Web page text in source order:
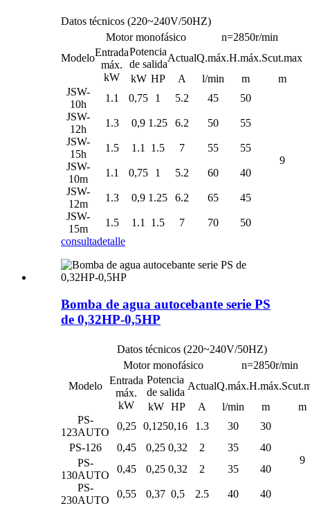
Datos técnicos (220~240V/50HZ)
Modelo
Motor monofásico
n=2850r/min
Entrada
máx.
kW
Potencia
de salida
ActualQ.máx.H.máx.Scut.max
kW HP A l/min m
m
JSW-
10h
1.1 0,75 1 5.2 45 50
9
JSW-
12h
1.3 0,9 1.25 6.2 50
55
JSW-
15h
1.5 1.1 1.5 7 55
55
JSW-
10m
1.1 0,75 1 5.2 60
40
JSW-
12m
1.3 0,9 1.25 6.2 65
45
JSW-
15m
1.5 1.1 1.5 7 70
50
consultadetalle
Bomba de agua autocebante serie PS
de 0,32HP-0,5HP
Datos técnicos (220~240V/50HZ)
Modelo
Motor monofásico
n=2850r/min
Entrada
máx.
kW
Potencia
de salida
ActualQ.máx.H.máx.
kW
HP A l/min m
m
PS-
123AUTO
0,25 0,1250,16 1.3 30 30
9
PS-126 0,45 0,25 0,32 2 35
40
PS-
130AUTO
0,45 0,25 0,32 2 35
40
PS-
230AUTO
0,55 0,37 0,5 2.5 40
40